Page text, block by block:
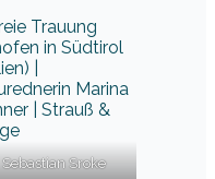
Sebastian Sroke